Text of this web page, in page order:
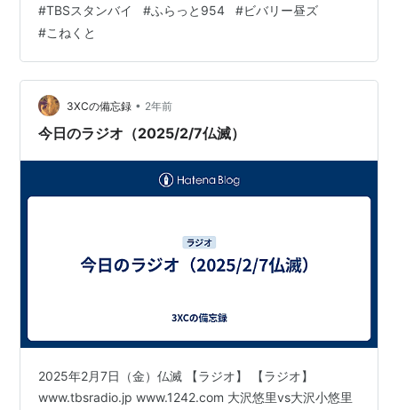
#TBSスタンバイ #ふらっと954 #ビバリー昼ズ
#こねくと
3XCの備忘録 • 2年前
今日のラジオ（2025/2/7仏滅）
2025年2月7日（金）仏滅 【ラジオ】 【ラジオ】
www.tbsradio.jp www.1242.com 大沢悠里vs大沢小悠里